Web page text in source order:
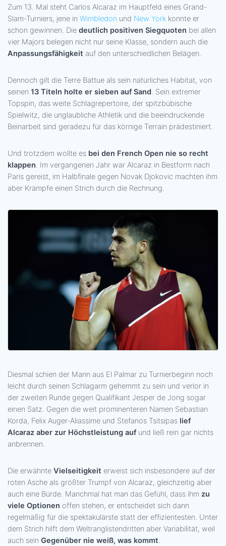
Zum 13. Mal steht Carlos Alcaraz im Hauptfeld eines Grand-
Slam-Turniers, jene in Wimbledon und New York konnte er
schon gewinnen. Die deutlich positiven Siegquoten bei allen
vier Majors belegen nicht nur seine Klasse, sondern auch die
Anpassungsfähigkeit auf den unterschiedlichen Belägen.
Dennoch gilt die Terre Battue als sein natürliches Habitat, von
seinen 13 Titeln holte er sieben auf Sand. Sein extremer
Topspin, das weite Schlagrepertoire, der spitzbübische
Spielwitz, die unglaubliche Athletik und die beeindruckende
Beinarbeit sind geradezu für das körnige Terrain prädestiniert.
Und trotzdem wollte es bei den French Open nie so recht
klappen. Im vergangenen Jahr war Alcaraz in Bestform nach
Paris gereist, im Halbfinale gegen Novak Djokovic machten ihm
aber Krämpfe einen Strich durch die Rechnung.
Diesmal schien der Mann aus El Palmar zu Turnierbeginn noch
leicht durch seinen Schlagarm gehemmt zu sein und verlor in
der zweiten Runde gegen Qualifikant Jesper de Jong sogar
einen Satz. Gegen die weit prominenteren Namen Sebastian
Korda, Felix Auger-Aliassime und Stefanos Tsitsipas lief
Alcaraz aber zur Höchstleistung aufund ließ rein gar nichts
anbrennen.
Die erwähnte Vielseitigkeit erweist sich insbesondere auf der
roten Asche als größter Trumpf von Alcaraz, gleichzeitig aber
auch eine Bürde. Manchmal hat man das Gefühl, dass ihm zu
viele Optionen offen stehen, er entscheidet sich dann
regelmäßig für die spektakulärste statt der effizientesten. Unter
dem Strich hilft dem Weltranglistendritten aber Variabilität, weil
auch sein Gegenüber nie weiß, was kommt.